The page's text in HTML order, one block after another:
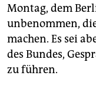
Montag, dem
unbenommen,
machen. Es sei
des Bundes,
zu führen.